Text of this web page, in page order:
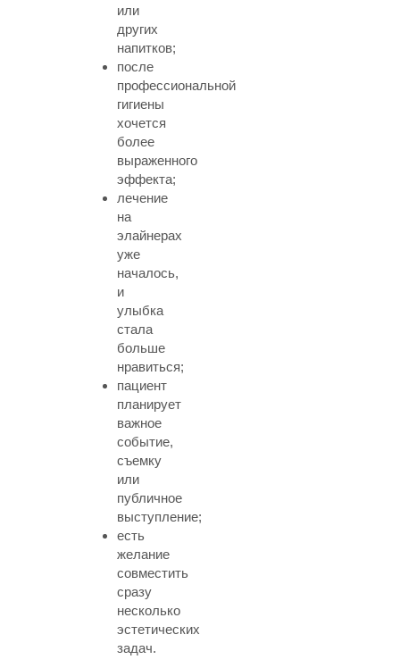
или
других
напитков;
после
профессиональной
гигиены
хочется
более
выраженного
эффекта;
лечение
на
элайнерах
уже
началось,
и
улыбка
стала
больше
нравиться;
пациент
планирует
важное
событие,
съемку
или
публичное
выступление;
есть
желание
совместить
сразу
несколько
эстетических
задач.